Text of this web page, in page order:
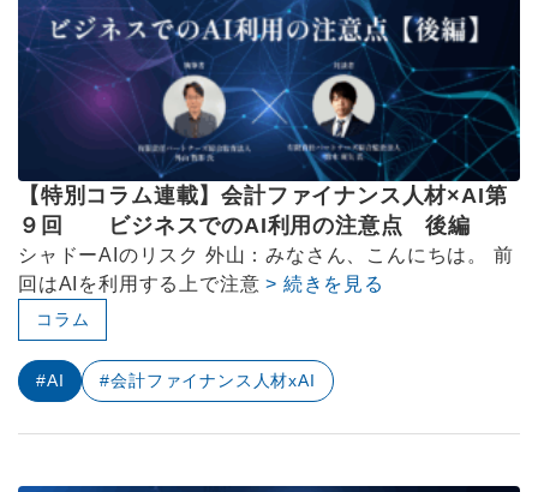
【特別コラム連載】会計ファイナンス人材×AI第
９回 ビジネスでのAI利用の注意点 後編
シャドーAIのリスク 外山：みなさん、こんにちは。 前
回はAIを利用する上で注意> 続きを見る
コラム
#AI #会計ファイナンス人材xAI